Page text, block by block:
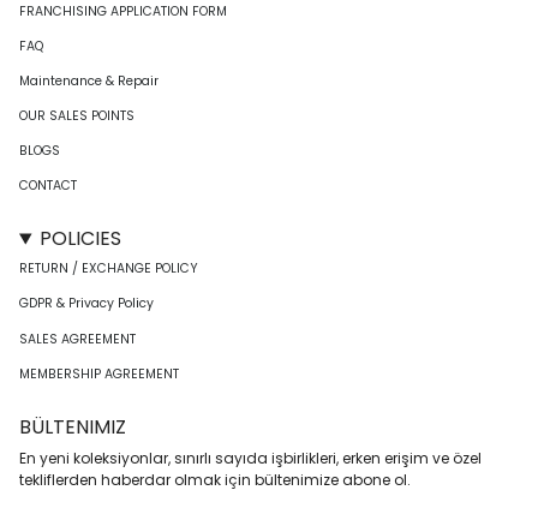
FRANCHISING APPLICATION FORM
FAQ
Maintenance & Repair
OUR SALES POINTS
BLOGS
CONTACT
POLICIES
RETURN / EXCHANGE POLICY
GDPR & Privacy Policy
SALES AGREEMENT
MEMBERSHIP AGREEMENT
BÜLTENIMIZ
En yeni koleksiyonlar, sınırlı sayıda işbirlikleri, erken erişim ve özel
tekliflerden haberdar olmak için bültenimize abone ol.